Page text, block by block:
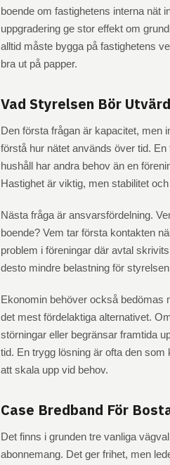
boende om fastighetens interna nät
uppgradering ge stor effekt om
alltid måste bygga på fastighetens
bra ut på papper.
Vad Styrelsen Bör
Den första frågan är kapacitet, men
förstå hur nätet används över tid.
hushåll har andra behov än en
Hastighet är viktig, men stabilitet
Nästa fråga är ansvarsfördelning.
boende? Vem tar första kontakten
problem i föreningar där avtal
desto mindre belastning för
Ekonomin behöver också bedömas
det mest fördelaktiga alternativet.
störningar eller begränsar framtida
tid. En trygg lösning är ofta den
att skala upp vid behov.
Case Bredband För
Det finns i grunden tre vanliga
abonnemang. Det ger frihet, men